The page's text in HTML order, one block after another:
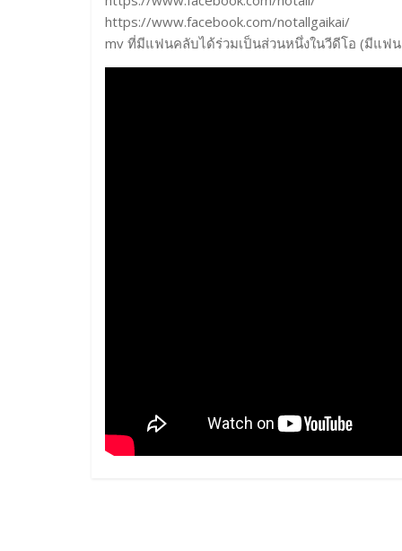
https://www.facebook.com/notallgaikai/
mv ที่มีแฟนคลับได้ร่วมเป็นส่วนหนึ่งในวีดีโอ (มีแฟ